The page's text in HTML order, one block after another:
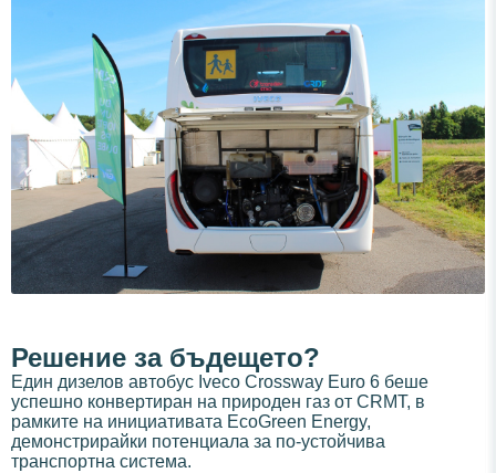
Решение за бъдещето?
Един дизелов автобус Iveco Crossway Euro 6 беше
успешно конвертиран на природен газ от CRMT, в
рамките на инициативата EcoGreen Energy,
демонстрирайки потенциала за по-устойчива
транспортна система.